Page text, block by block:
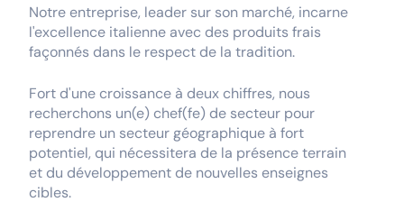
Notre entreprise, leader sur son marché, incarne
l'excellence italienne avec des produits frais
façonnés dans le respect de la tradition.
Fort d'une croissance à deux chiffres, nous
recherchons un(e) chef(fe) de secteur pour
reprendre un secteur géographique à fort
potentiel, qui nécessitera de la présence terrain
et du développement de nouvelles enseignes
cibles.